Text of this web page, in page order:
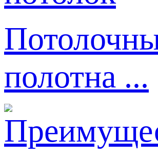
полотна ...